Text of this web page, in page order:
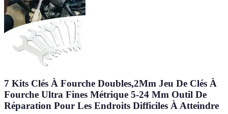
7 Kits Clés À Fourche Doubles,2Mm Jeu De Clés À
Fourche Ultra Fines Métrique 5-24 Mm Outil De
Réparation Pour Les Endroits Difficiles À Atteindre